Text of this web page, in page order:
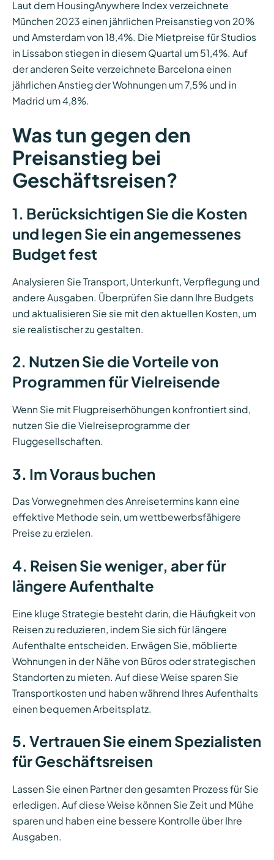
Laut dem HousingAnywhere Index verzeichnete
München 2023 einen jährlichen Preisanstieg von 20%
und Amsterdam von 18,4%. Die Mietpreise für Studios
in Lissabon stiegen in diesem Quartal um 51,4%. Auf
der anderen Seite verzeichnete Barcelona einen
jährlichen Anstieg der Wohnungen um 7,5% und in
Madrid um 4,8%.
Was tun gegen den
Preisanstieg bei
Geschäftsreisen?
1. Berücksichtigen Sie die Kosten
und legen Sie ein angemessenes
Budget fest
Analysieren Sie Transport, Unterkunft, Verpflegung und
andere Ausgaben. Überprüfen Sie dann Ihre Budgets
und aktualisieren Sie sie mit den aktuellen Kosten, um
sie realistischer zu gestalten.
2. Nutzen Sie die Vorteile von
Programmen für Vielreisende
Wenn Sie mit Flugpreiserhöhungen konfrontiert sind,
nutzen Sie die Vielreiseprogramme der
Fluggesellschaften.
3. Im Voraus buchen
Das Vorwegnehmen des Anreisetermins kann eine
effektive Methode sein, um wettbewerbsfähigere
Preise zu erzielen.
4. Reisen Sie weniger, aber für
längere Aufenthalte
Eine kluge Strategie besteht darin, die Häufigkeit von
Reisen zu reduzieren, indem Sie sich für längere
Aufenthalte entscheiden. Erwägen Sie, möblierte
Wohnungen in der Nähe von Büros oder strategischen
Standorten zu mieten. Auf diese Weise sparen Sie
Transportkosten und haben während Ihres Aufenthalts
einen bequemen Arbeitsplatz.
5. Vertrauen Sie einem Spezialisten
für Geschäftsreisen
Lassen Sie einen Partner den gesamten Prozess für Sie
erledigen. Auf diese Weise können Sie Zeit und Mühe
sparen und haben eine bessere Kontrolle über Ihre
Ausgaben.